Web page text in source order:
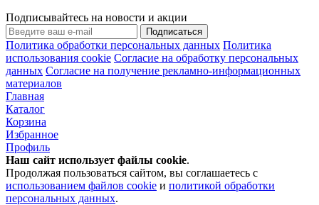
Подписывайтесь на новости и акции
Подписаться
Политика обработки персональных данных Политика
использования cookie Согласие на обработку персональных
данных Согласие на получение рекламно-информационных
материалов
Главная
Каталог
Корзина
Избранное
Профиль
Наш сайт использует файлы cookie.
Продолжая пользоваться сайтом, вы соглашаетесь с
использованием файлов cookie и политикой обработки
персональных данных.